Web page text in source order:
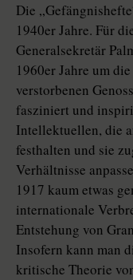
Die
1940er Jahre. Für
Generalsekretär
1960er Jahre um
verstorbenen
fasziniert und
Intellektuellen, die
festhalten und sie
Verhältnisse
1917 kaum etwas
internationale
Entstehung von
Insofern kann man
kritische Theorie